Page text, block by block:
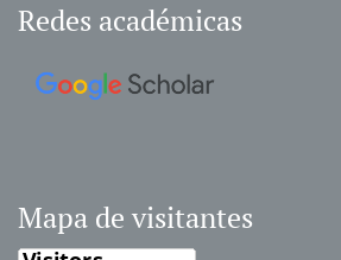
Redes académicas
Mapa de visitantes